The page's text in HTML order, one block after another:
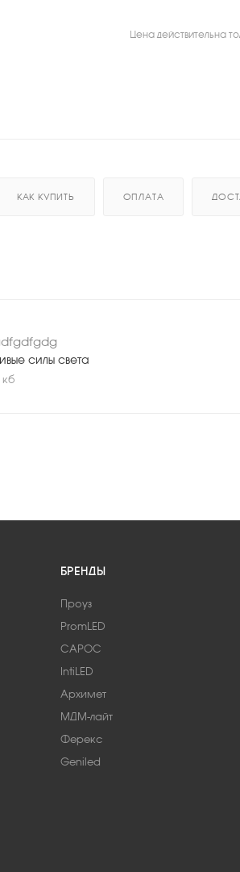
Цена действительна
КАК КУПИТЬ ОПЛАТА
силы света
кб
БРЕНДЫ
Проуз
PromLED
САРОС
IntiLED
Архимет
МДМ-лайт
Ферекс
Geniled